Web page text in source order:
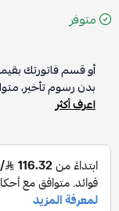
متوفر
أو قسم فاتورتك
بدون رسوم تأخير،
اعرف أكثر